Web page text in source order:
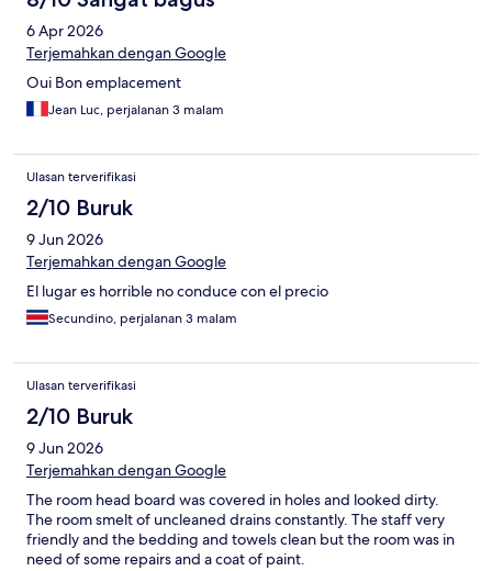
6 Apr 2026
Terjemahkan dengan Google
Oui Bon emplacement
Jean Luc, perjalanan 3 malam
Ulasan terverifikasi
2/10 Buruk
9 Jun 2026
Terjemahkan dengan Google
El lugar es horrible no conduce con el precio
Secundino, perjalanan 3 malam
Ulasan terverifikasi
2/10 Buruk
9 Jun 2026
Terjemahkan dengan Google
The room head board was covered in holes and looked dirty.
The room smelt of uncleaned drains constantly. The staff very
friendly and the bedding and towels clean but the room was in
need of some repairs and a coat of paint.